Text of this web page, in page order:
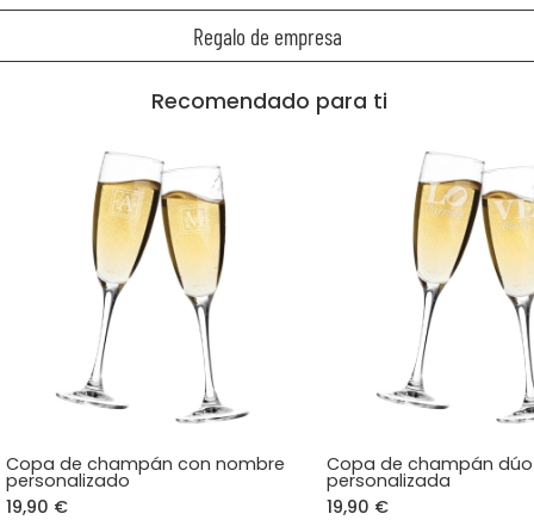
Regalo de empresa
Recomendado para ti
Copa de champán con nombre
personalizado
19,90 €
Copa de champán dúo
personalizada
19,90 €